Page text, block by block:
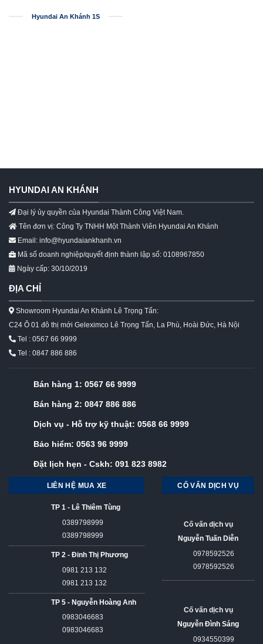
Hyundai An Khánh 1S
HYUNDAI AN KHÁNH
Đại lý ủy quyền của Hyundai Thành Công Việt Nam.
Tên đơn vị: Công Ty TNHH Một Thành Viên Hyundai An Khánh
Email: info@hyundaiankhanh.vn
Mã số doanh nghiệp/quyết định thành lập số: 0108967850
Ngày cấp: 30/10/2019
ĐỊA CHỈ
Showroom Hyundai An Khánh Lê Trọng Tấn:
C24 Ô 01 đô thị mới Geleximco Lê Trọng Tấn, La Phù, Hoài Đức, Hà Nội
Tel : 0567 66 9999
Tel : 0847 886 886
Bán hàng 1: 0567 66 9999
Bán hàng 2: 0847 886 886
Dịch vụ - Hỗ trợ kỹ thuật: 0568 66 9999
Bảo hiểm: 0563 96 9999
Đặt lịch hẹn - Cskh: 091 823 8982
LIÊN HỆ MUA XE
TP 1 - Lê Thiêm Tùng
0389798999
0389798999
TP 2 - Đinh Thị Phương
0981 213 132
0981 213 132
TP 5 - Nguyễn Hoàng Anh
0983046683
0983046683
CỐ VẤN DỊCH VỤ
Cố vấn dịch vụ
Nguyễn Tuấn Diễn
0978592526
0978592526
Cố vấn dịch vụ
Nguyễn Đình Sáng
0934550399